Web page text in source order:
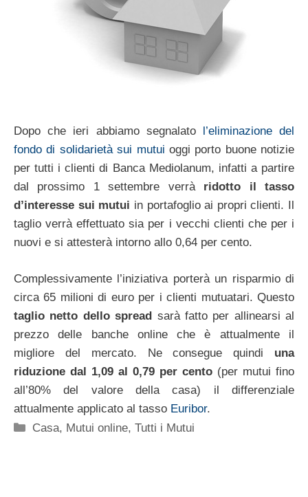
Dopo che ieri abbiamo segnalato l’eliminazione del
fondo di solidarietà sui mutui oggi porto buone notizie
per tutti i clienti di Banca Mediolanum, infatti a partire
dal prossimo 1 settembre verrà ridotto il tasso
d’interesse sui mutui in portafoglio ai propri clienti. Il
taglio verrà effettuato sia per i vecchi clienti che per i
nuovi e si attesterà intorno allo 0,64 per cento.
Complessivamente l’iniziativa porterà un risparmio di
circa 65 milioni di euro per i clienti mutuatari. Questo
taglio netto dello spread sarà fatto per allinearsi al
prezzo delle banche online che è attualmente il
migliore del mercato. Ne consegue quindi una
riduzione dal 1,09 al 0,79 per cento (per mutui fino
all’80% del valore della casa) il differenziale
attualmente applicato al tasso Euribor.
Categorie
Casa, Mutui online,Tutti i Mutui